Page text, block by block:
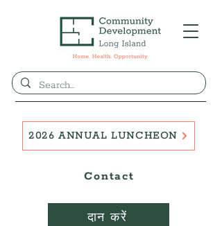
दान करें
Contact
2026 ANNUAL LUNCHEON